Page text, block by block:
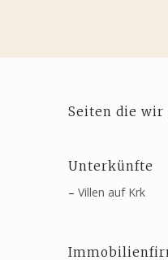
Seiten die wir
Unterkünfte
– Villen auf Krk